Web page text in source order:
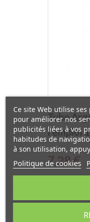
Tube
l'emploi
Prix
7,28 €
Ce site Web utilise
pour améliorer nos
publicités liées à vos
habitudes de
à son utilisation,
Politique de cookies